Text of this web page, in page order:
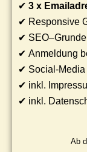
✔ 3 x
✔ Responsive
✔
✔ Anmeldung
✔ Social-Media
✔ inkl.
✔ inkl.
Ab